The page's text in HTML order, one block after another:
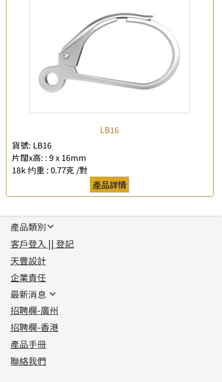
LB16
貨號: LB16
片闊x高: : 9 x 16mm
18k 约重 : 0.77克 /對
產品詳情
產品類別
新產品
足金系列
足金配件
機織鏈系列
珠仔鏈
镶口链
管狀網鏈
十字車花鏈系列
十字閃O鏈系列
十字錘打鏈系列
側身車花鏈系列
側身鏈系列
首飾配件
耳環類配件
卷迫系列
螺絲迫系列
梅花迫系列
平臺迫系列
綫拍系列
美拍系列
鏈類配件
動感車花吊墜
調節珠系列
生圈扣系列
龍蝦扣系列
鴨俐制系列
其他類配件
珠盤系列
袖口鈕系列
焊片及鐳射綫
空心車花管
珠類配件
無孔光身珠
空心光身珠
無孔批花珠
鑲口類
四爪頭系列
六爪頭系列
車花片
動感車花片
鑲口戒指
鑲口手鏈系列
首飾系列
手镯系列
戒指系列
空心耳環
空心车花管首饰链
空心手鐲系列
貴金屬原料
千足金
記憶金屬系列
記憶戒指
拉簧珠珠手鏈
記憶鈦手鐲
客戶登入 || 登記
天豐設計
企業責任
最新消息
最新消息
各項證書(2)
相片集(9)
展覽會資訊
最新產品資訊
招聘欄-廣州
招聘欄-香港
產品手冊
聯絡我們